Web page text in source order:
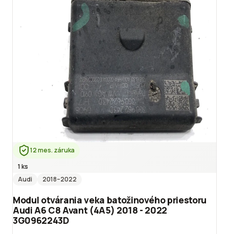
12 mes. záruka
1 ks
Audi
2018–2022
Modul otvárania veka batožinového priestoru
Audi A6 C8 Avant (4A5) 2018 - 2022
3G0962243D